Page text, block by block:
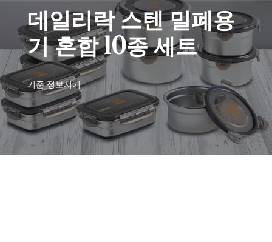
데일리락 스텐 밀폐용
기 혼합 10종 세트
기준정보지기